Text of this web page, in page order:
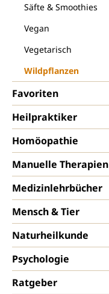
Säfte & Smoothies
Vegan
Vegetarisch
Wildpflanzen
Favoriten
Heilpraktiker
Homöopathie
Manuelle Therapien
Medizinlehrbücher
Mensch & Tier
Naturheilkunde
Psychologie
Ratgeber